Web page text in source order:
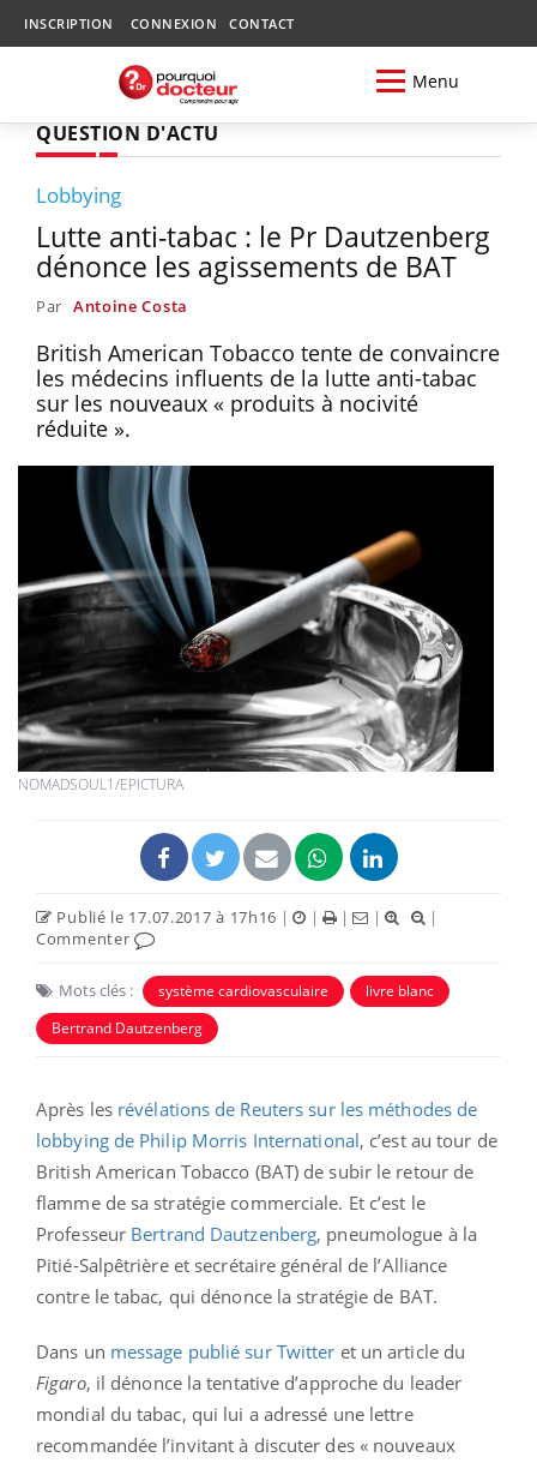
INSCRIPTION CONNEXION CONTACT
Menu
QUESTION D'ACTU
Lobbying
Lutte anti-tabac : le Pr Dautzenberg
dénonce les agissements de BAT
Par Antoine Costa
British American Tobacco tente de convaincre
les médecins influents de la lutte anti-tabac
sur les nouveaux « produits à nocivité
réduite ».
NOMADSOUL1/EPICTURA
Publié le 17.07.2017 à 17h16 | | | |
|
Commenter
Mots clés : système cardiovasculaire
livre blanc
Bertrand Dautzenberg
Après les révélations de Reuters sur les méthodes de
lobbying de Philip Morris International, c’est au tour de
British American Tobacco (BAT) de subir le retour de
flamme de sa stratégie commerciale. Et c’est le
Professeur Bertrand Dautzenberg, pneumologue à la
Pitié-Salpêtrière et secrétaire général de l’Alliance
contre le tabac, qui dénonce la stratégie de BAT.
Dans un message publié sur Twitter et un article du
Figaro, il dénonce la tentative d’approche du leader
mondial du tabac, qui lui a adressé une lettre
recommandée l’invitant à discuter des « nouveaux